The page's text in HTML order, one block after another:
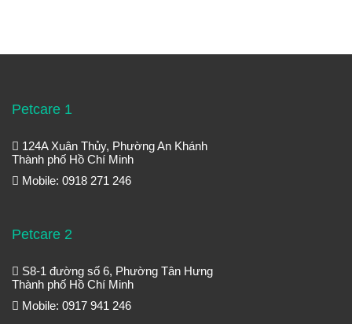
Petcare 1
124A Xuân Thủy, Phường An Khánh
Thành phố Hồ Chí Minh
Mobile: 0918 271 246
Petcare 2
S8-1 đường số 6, Phường Tân Hưng
Thành phố Hồ Chí Minh
Mobile: 0917 941 246